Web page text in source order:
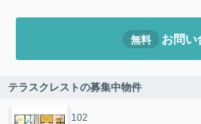
無料 お問い
テラスクレストの募集中物件
102